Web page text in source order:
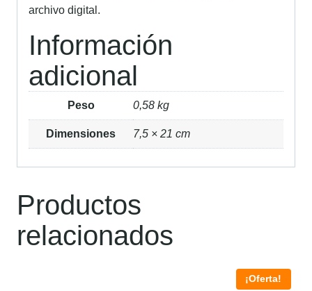
archivo digital.
Información
adicional
Peso 0,58 kg
Dimensiones 7,5 × 21 cm
Productos
relacionados
¡Oferta!